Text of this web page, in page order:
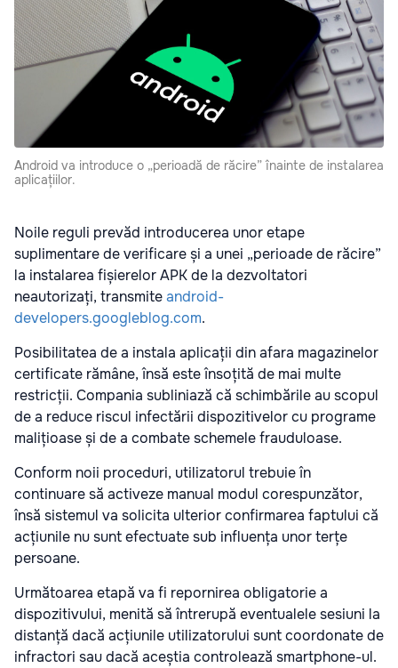
Android va introduce o „perioadă de răcire” înainte de instalarea
aplicațiilor.
Noile reguli prevăd introducerea unor etape
suplimentare de verificare și a unei „perioade de răcire”
la instalarea fișierelor APK de la dezvoltatori
neautorizați, transmiteandroid-
developers.googleblog.com.
Posibilitatea de a instala aplicații din afara magazinelor
certificate rămâne, însă este însoțită de mai multe
restricții. Compania subliniază că schimbările au scopul
de a reduce riscul infectării dispozitivelor cu programe
malițioase și de a combate schemele frauduloase.
Conform noii proceduri, utilizatorul trebuie în
continuare să activeze manual modul corespunzător,
însă sistemul va solicita ulterior confirmarea faptului că
acțiunile nu sunt efectuate sub influența unor terțe
persoane.
Următoarea etapă va fi repornirea obligatorie a
dispozitivului, menită să întrerupă eventualele sesiuni la
distanță dacă acțiunile utilizatorului sunt coordonate de
infractori sau dacă aceștia controlează smartphone-ul.